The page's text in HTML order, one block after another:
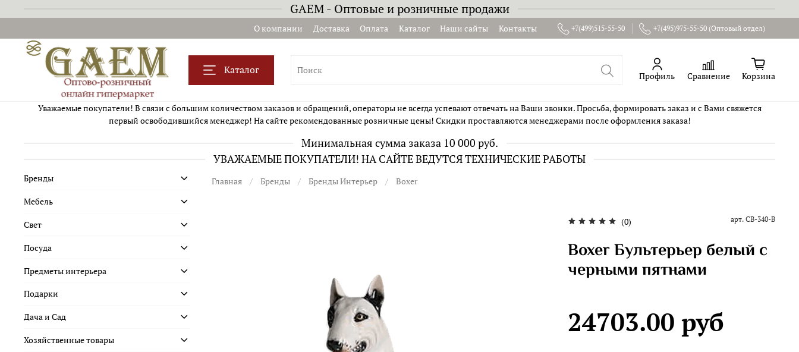
GAEM - Оптовые и розничные продажи
О компании Доставка Оплата Каталог Наши сайты Контакты +7(499)515-55-50 +7(495)975-55-50 (Оптовый отдел)
Каталог Профиль Сравнение Корзина
Уважаемые покупатели! В связи с большим количеством заказов и обращений, операторы не всегда успевают отвечать на Ваши звонки. Просьба, формировать заказ и с Вами свяжется
первый освободившийся менеджер! На сайте рекомендованные розничные цены! Скидки проставляются менеджерами после оформления заказа!
Минимальная сумма заказа 10 000 руб.
УВАЖАЕМЫЕ ПОКУПАТЕЛИ! НА САЙТЕ ВЕДУТСЯ ТЕХНИЧЕСКИЕ РАБОТЫ
Главная Бренды Бренды Интерьер Boxer
(0) арт. CB-340-B
Boxer Бультерьер белый с
черными пятнами
24703.00 руб
Бренды
Мебель
Свет
Посуда
Предметы интерьера
Подарки
Дача и Сад
Хозяйственные товары